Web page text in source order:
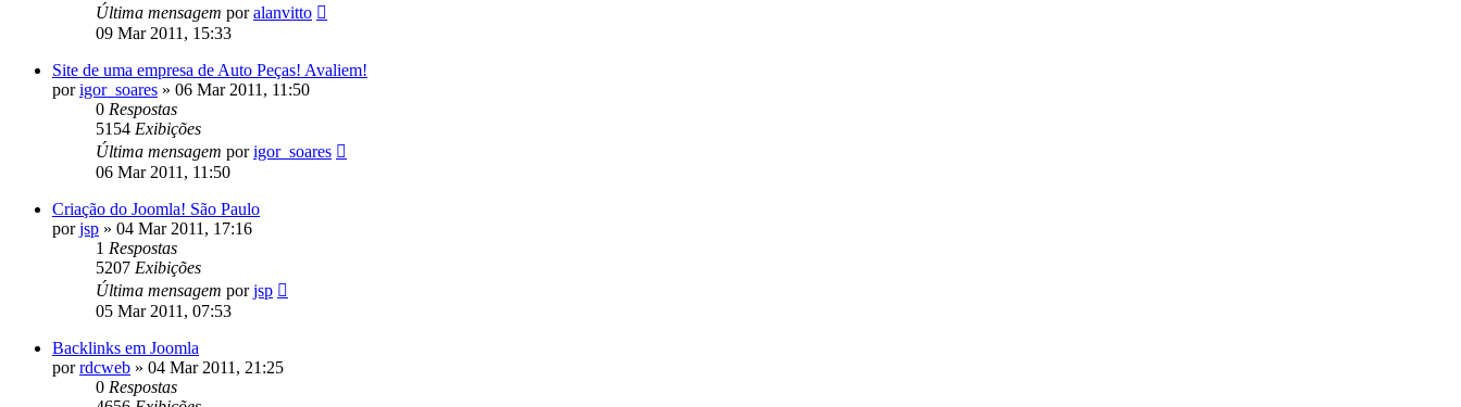
Última mensagem poralanvitto
09 Mar 2011, 15:33
Site de uma empresa de Auto Peças! Avaliem!
porigor_soares » 06 Mar 2011, 11:50
0 Respostas
5154 Exibições
Última mensagem porigor_soares
06 Mar 2011, 11:50
Criação do Joomla! São Paulo
porjsp » 04 Mar 2011, 17:16
1 Respostas
5207 Exibições
Última mensagem porjsp
05 Mar 2011, 07:53
Backlinks em Joomla
porrdcweb » 04 Mar 2011, 21:25
0 Respostas